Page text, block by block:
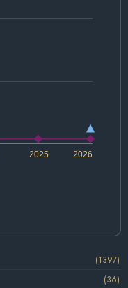
2026
2025
(1397)
(36)